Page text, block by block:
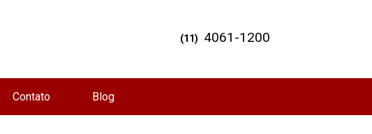
Contato Blog
(11) 4061-1200